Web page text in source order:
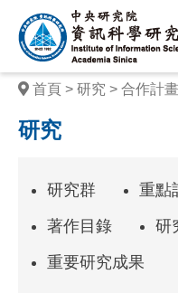
中
央
研
究
院
學
首頁 研究 合作計畫
研究
研究群 重點
著作目錄
研
重要研究成果